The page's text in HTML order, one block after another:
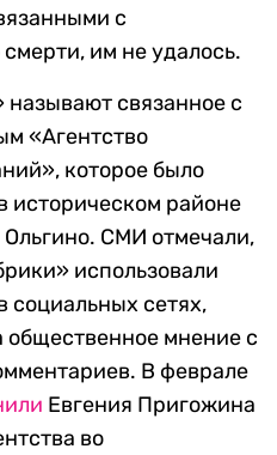
с
им не удалось.
связанное с
«Агентство
которое было
историческом районе
СМИ отмечали,
использовали
социальных сетях,
общественное мнение с
В феврале
Евгения Пригожина
во